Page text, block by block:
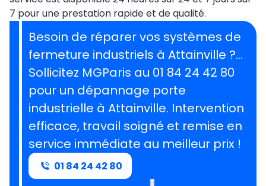
7 pour une prestation rapide et de qualité.
Besoin de réparer vos systèmes de
fermeture industriels à Attainville ?…
Sollicitez MGParis au 01 84 24 42 80
pour un dépannage porte
industrielle à Attainville. Intervention
efficace, travail soigné et remise en
service immédiate au meilleur prix !
01 84 24 42 80